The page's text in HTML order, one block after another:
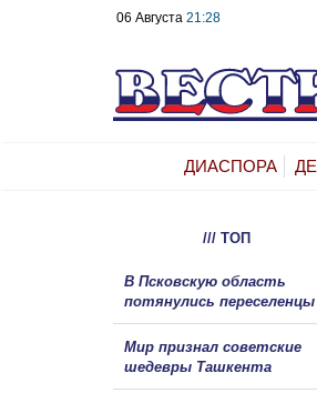
06 Августа 21:28
ДИАСПОРА
/// ТОП
В Псковскую область
потянулись переселенцы
Мир признал советские
шедевры Ташкента